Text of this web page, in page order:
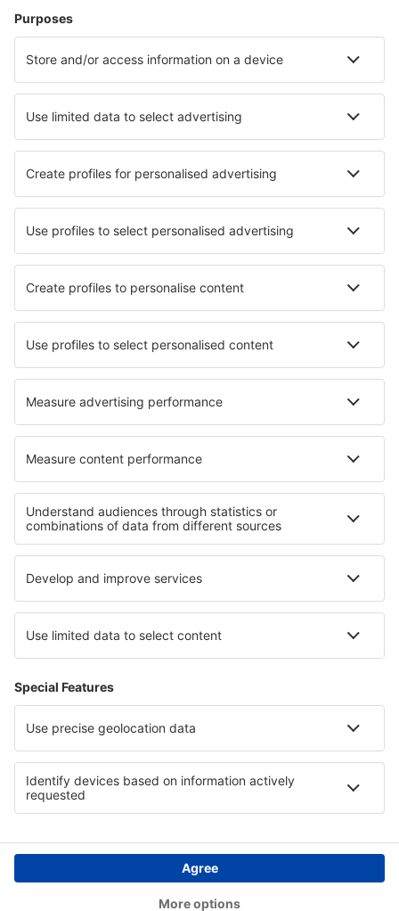
Hotels in Montreal Hotels in Toronto Hotels in Calgary
Hotels in Whistler Hotels in Canmore
Hotels in Cochrane (AB) Hotels in Tobermory
Die besten Hotels - Städte
Hotels Dauphin Island Hotels in Comarruga
Hotels in Otacílio Costa Hotels in Llangefni
Hotels Pinehurst Hotels in Bexbach
Hotels in Nemesbükk Hotels in Corleone
Die besten Hotels - Regionen
Hotels im Jasper-Nationalpark Hotels im Banff-Nationalpark
Hotels auf Prinz-Edward-Insel Hotels auf Lanzarote
Hotels in Rondane-Nationalpark
Hotels auf Menorca Hotels in Balaton